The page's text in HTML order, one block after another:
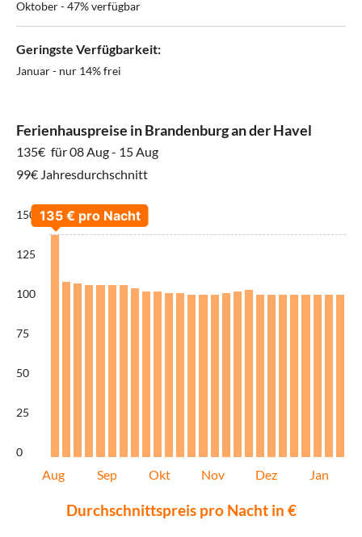
Oktober - 47% verfügbar
Geringste Verfügbarkeit:
Januar - nur 14% frei
Ferienhauspreise in Brandenburg an der Havel
135€ für 08 Aug - 15 Aug
99€ Jahresdurchschnitt
150
125
100
75
50
25
0
Aug Sep Okt Nov Dez Jan
Durchschnittspreis pro Nacht in €